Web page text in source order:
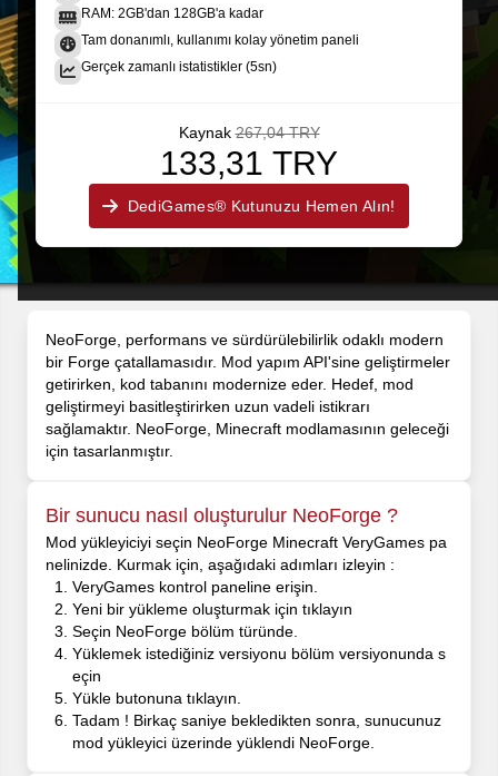
RAM: 2GB'dan 128GB'a kadar
Tam donanımlı, kullanımı kolay yönetim paneli
Gerçek zamanlı istatistikler (5sn)
Kaynak 267,04 TRY
133,31 TRY
DediGames® Kutunuzu Hemen Alın!
NeoForge, performans ve sürdürülebilirlik odaklı modern
bir Forge çatallamasıdır. Mod yapım API'sine geliştirmeler
getirirken, kod tabanını modernize eder. Hedef, mod
geliştirmeyi basitleştirirken uzun vadeli istikrarı
sağlamaktır. NeoForge, Minecraft modlamasının geleceği
için tasarlanmıştır.
Bir sunucu nasıl oluşturulur NeoForge ?
Mod yükleyiciyi seçin NeoForge Minecraft VeryGames pa
nelinizde. Kurmak için, aşağıdaki adımları izleyin :
VeryGames kontrol paneline erişin.
Yeni bir yükleme oluşturmak için tıklayın
Seçin NeoForge bölüm türünde.
Yüklemek istediğiniz versiyonu bölüm versiyonunda s
eçin
Yükle butonuna tıklayın.
Tadam ! Birkaç saniye bekledikten sonra, sunucunuz
mod yükleyici üzerinde yüklendi NeoForge.